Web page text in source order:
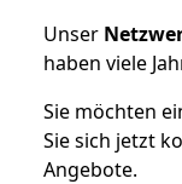
Unser
haben viele
Sie möchten
Sie sich jetzt
Angebote.